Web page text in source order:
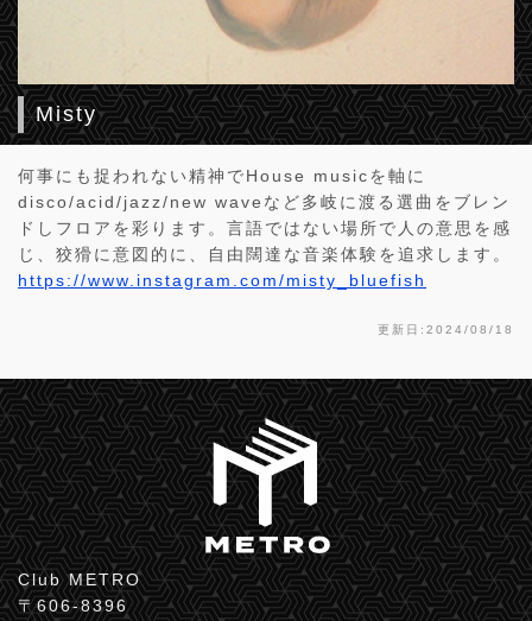
Misty
何事にも捉われない精神でHouse musicを軸に
disco/acid/jazz/new waveなど多岐に渡る選曲をブレン
ドしフロアを彩ります。言語ではない場所で人の意思を感
じ、狡猾に意図的に、自由闊達な音楽体験を追求します。
https://www.instagram.com/misty_bluefish
更新日:2024/08/18
Club METRO
〒606-8396